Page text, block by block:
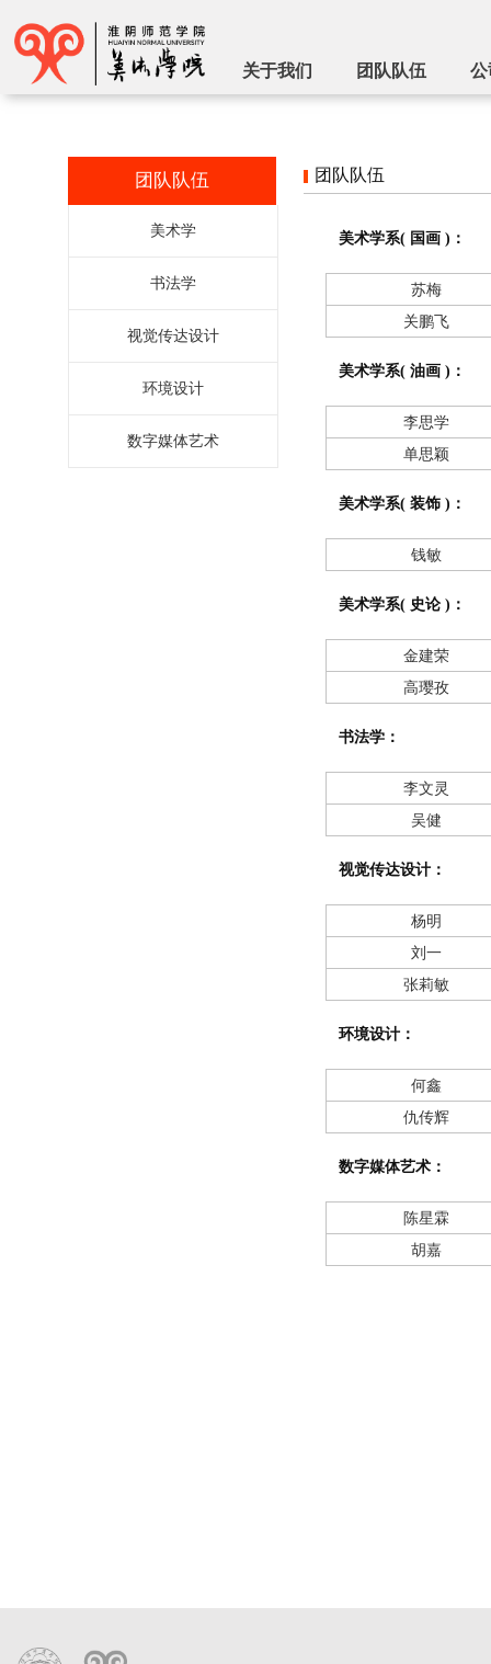
关于我们 团队队伍 公
团队队伍
美术学
书法学
视觉传达设计
环境设计
数字媒体艺术
团队队伍
美术学系( 国画 )：
苏梅
关鹏飞
美术学系( 油画 )：
李思学
单思颖
美术学系( 装饰 )：
钱敏
美术学系( 史论 )：
金建荣
​高璎孜
书法学：
李文灵
吴健
视觉传达设计：
杨明
刘一
张莉敏
环境设计：
何鑫
仇传辉
数字媒体艺术：
陈星霖
胡嘉